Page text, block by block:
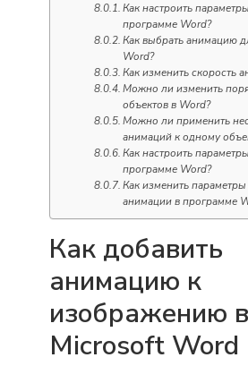
Как настроить
программе Word?
Как выбрать анимацию
Word?
Как изменить скорость
Можно ли изменить
объектов в Word?
Можно ли применить
анимаций к одному
Как настроить
программе Word?
Как изменить
анимации в программе
Как добавить
анимацию к
изображению в
Microsoft Word